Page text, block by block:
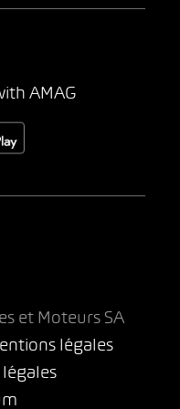
AMAG
et Moteurs SA
légales